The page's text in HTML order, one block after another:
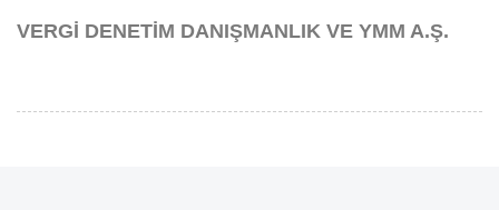
VERGİ DENETİM DANIŞMANLIK VE YMM A.Ş.